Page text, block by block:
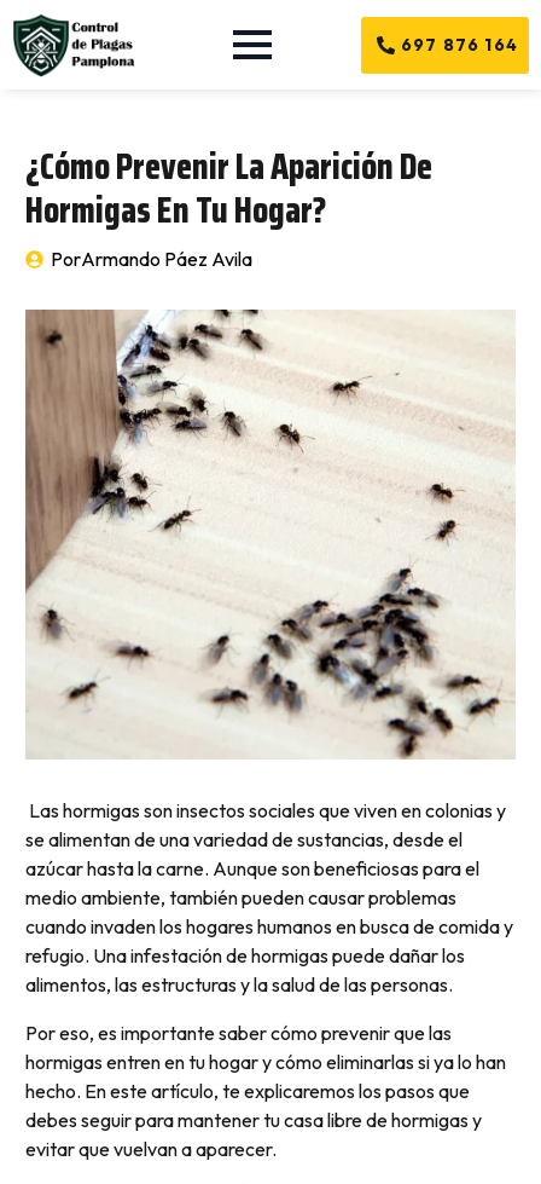
697 876 164
¿Cómo Prevenir La Aparición De
Hormigas En Tu Hogar?
PorArmando Páez Avila
Las hormigas son insectos sociales que viven en colonias y
se alimentan de una variedad de sustancias, desde el
azúcar hasta la carne. Aunque son beneficiosas para el
medio ambiente, también pueden causar problemas
cuando invaden los hogares humanos en busca de comida y
refugio. Una infestación de hormigas puede dañar los
alimentos, las estructuras y la salud de las personas.
Por eso, es importante saber cómo prevenir que las
hormigas entren en tu hogar y cómo eliminarlas si ya lo han
hecho. En este artículo, te explicaremos los pasos que
debes seguir para mantener tu casa libre de hormigas y
evitar que vuelvan a aparecer.